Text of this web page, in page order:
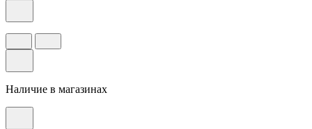
Наличие в магазинах